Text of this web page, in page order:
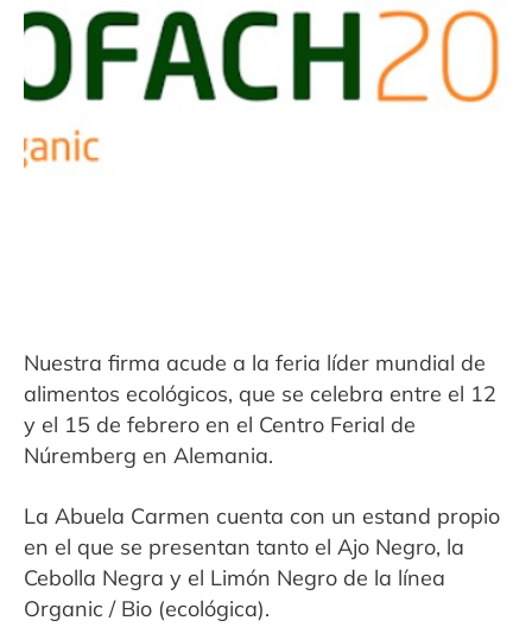
Contacto
Sala de Prensa
menú
Nuestra firma acude a la feria líder mundial de
alimentos ecológicos, que se celebra entre el 12
y el 15 de febrero en el Centro Ferial de
Núremberg en Alemania.
La Abuela Carmen cuenta con un estand propio
en el que se presentan tanto el Ajo Negro, la
Cebolla Negra y el Limón Negro de la línea
Organic / Bio (ecológica).